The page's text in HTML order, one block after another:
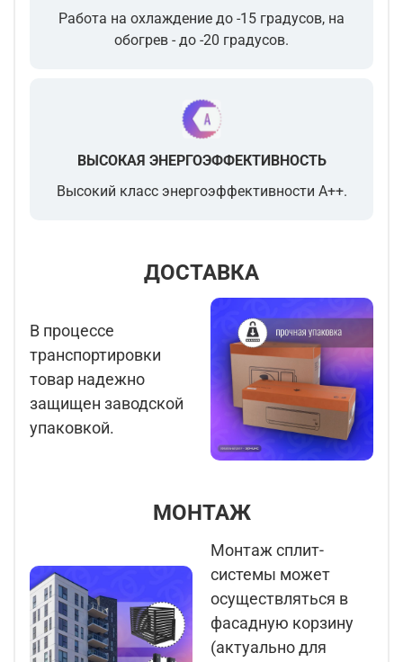
Работа на охлаждение до -15 градусов, на
обогрев - до -20 градусов.
ВЫСОКАЯ ЭНЕРГОЭФФЕКТИВНОСТЬ
Высокий класс энергоэффективности A++.
ДОСТАВКА
В процессе
транспортировки
товар надежно
защищен заводской
упаковкой.
МОНТАЖ
Монтаж сплит-
системы может
осуществляться в
фасадную корзину
(актуально для